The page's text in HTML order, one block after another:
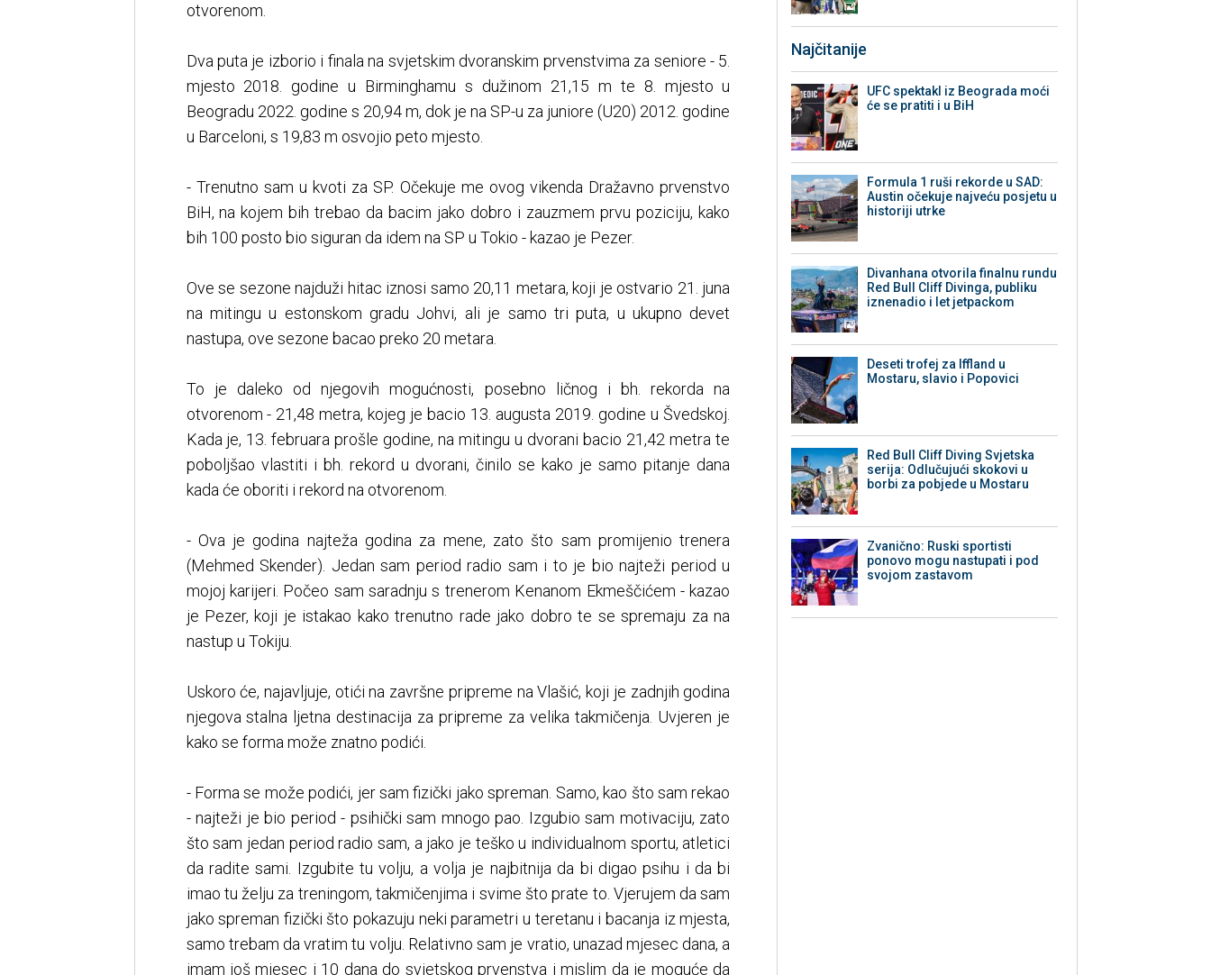
otvorenom.
Dva puta je izborio i finala na svjetskim dvoranskim prvenstvima za seniore - 5.
mjesto 2018. godine u Birminghamu s dužinom 21,15 m te 8. mjesto u
Beogradu 2022. godine s 20,94 m, dok je na SP-u za juniore (U20) 2012. godine
u Barceloni, s 19,83 m osvojio peto mjesto.
- Trenutno sam u kvoti za SP. Očekuje me ovog vikenda Dražavno prvenstvo
BiH, na kojem bih trebao da bacim jako dobro i zauzmem prvu poziciju, kako
bih 100 posto bio siguran da idem na SP u Tokio - kazao je Pezer.
Ove se sezone najduži hitac iznosi samo 20,11 metara, koji je ostvario 21. juna
na mitingu u estonskom gradu Johvi, ali je samo tri puta, u ukupno devet
nastupa, ove sezone bacao preko 20 metara.
To je daleko od njegovih mogućnosti, posebno ličnog i bh. rekorda na
otvorenom - 21,48 metra, kojeg je bacio 13. augusta 2019. godine u Švedskoj.
Kada je, 13. februara prošle godine, na mitingu u dvorani bacio 21,42 metra te
poboljšao vlastiti i bh. rekord u dvorani, činilo se kako je samo pitanje dana
kada će oboriti i rekord na otvorenom.
- Ova je godina najteža godina za mene, zato što sam promijenio trenera
(Mehmed Skender). Jedan sam period radio sam i to je bio najteži period u
mojoj karijeri. Počeo sam saradnju s trenerom Kenanom Ekmeščićem - kazao
je Pezer, koji je istakao kako trenutno rade jako dobro te se spremaju za na
nastup u Tokiju.
Uskoro će, najavljuje, otići na završne pripreme na Vlašić, koji je zadnjih godina
njegova stalna ljetna destinacija za pripreme za velika takmičenja. Uvjeren je
kako se forma može znatno podići.
- Forma se može podići, jer sam fizički jako spreman. Samo, kao što sam rekao
- najteži je bio period - psihički sam mnogo pao. Izgubio sam motivaciju, zato
što sam jedan period radio sam, a jako je teško u individualnom sportu, atletici
da radite sami. Izgubite tu volju, a volja je najbitnija da bi digao psihu i da bi
imao tu želju za treningom, takmičenjima i svime što prate to. Vjerujem da sam
jako spreman fizički što pokazuju neki parametri u teretanu i bacanja iz mjesta,
samo trebam da vratim tu volju. Relativno sam je vratio, unazad mjesec dana, a
imam još mjesec i 10 dana do svjetskog prvenstva i mislim da je moguće da
Najčitanije
UFC spektakl iz Beograda moći
će se pratiti i u BiH
Formula 1 ruši rekorde u SAD:
Austin očekuje najveću posjetu u
historiji utrke
Divanhana otvorila finalnu rundu
Red Bull Cliff Divinga, publiku
iznenadio i let jetpackom
Deseti trofej za Iffland u
Mostaru, slavio i Popovici
Red Bull Cliff Diving Svjetska
serija: Odlučujući skokovi u
borbi za pobjede u Mostaru
Zvanično: Ruski sportisti
ponovo mogu nastupati i pod
svojom zastavom